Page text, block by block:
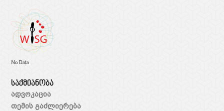
No Data
საქმიანობა
ადვოკაცია
თემის გაძლიერება